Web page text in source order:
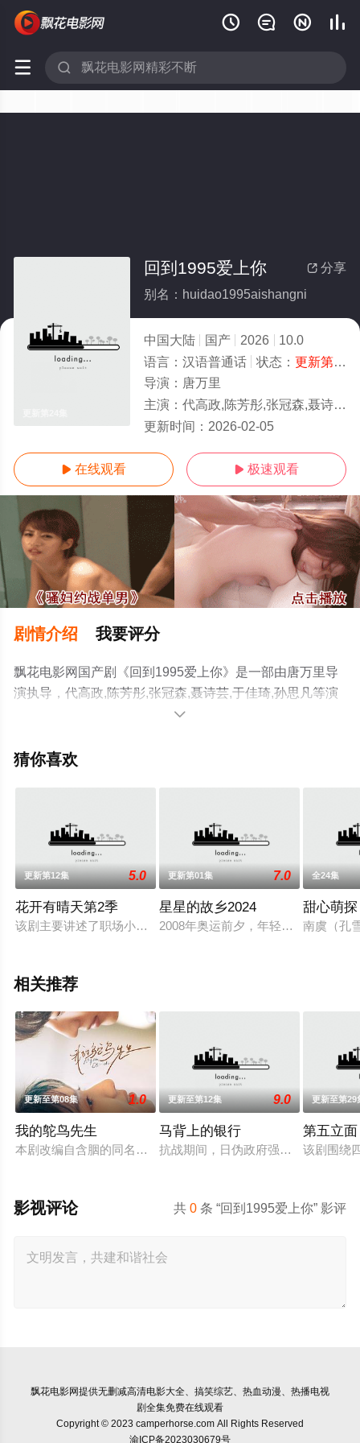
   
 
 分享
回到1995爱上你
别名：huidao1995aishangni
中国大陆 国产 2026
10.0
语言： 汉语普通话 状态： 更新第24集
导演： 唐万里
主演： 代高政,陈芳彤,张冠森,聂诗芸,于佳琦,孙思凡
更新时间： 2026-02-05
 在线观看  极速观看
剧情介绍 我要评分
飘花电影网国产剧《回到1995爱上你》是一部由唐万里导
演执导，代高政,陈芳彤,张冠森,聂诗芸,于佳琦,孙思凡等演
员精彩演绎的中国大陆电视剧，手机免费观看高清未删减
看，更多剧情信息可移步至豆瓣电视剧、电视猫或剧情网

猜你喜欢
更新第12集 5.0
花开有晴天第2季
该剧主要讲述了职场小菜鸟向晴进入海星集团特殊事业部工作
更新第01集 7.0
星星的故乡2024
2008年奥运前夕，年轻女孩欧阳易
全24集
甜心萌探
南虞（孔
相关推荐
更新至第08集 1.0
我的鸵鸟先生
本剧改编自含胭的同名小说，讲述了邻家女孩庞倩（苏晓彤 饰
更新至第12集 9.0
马背上的银行
抗战期间，日伪政府强行推广、使用
更新至第29
第五立面
该剧围绕
共0 条 “回到1995爱上你” 影评
影视评论
飘花电影网提供无删减高清电影大全、搞笑综艺、热血动漫、热播电视
剧全集免费在线观看
Copyright © 2023 camperhorse.com All Rights Reserved
渝ICP备2023030679号